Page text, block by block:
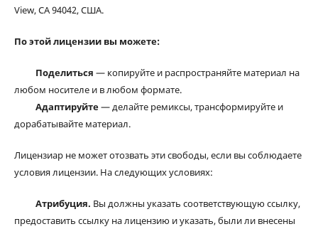
View, CA 94042, США.
По этой лицензии вы можете:
Поделиться — копируйте и распространяйте материал на
любом носителе и в любом формате.
Адаптируйте— делайте ремиксы, трансформируйте и
дорабатывайте материал.
Лицензиар не может отозвать эти свободы, если вы соблюдаете
условия лицензии. На следующих условиях:
Атрибуция. Вы должны указать соответствующую ссылку,
предоставить ссылку на лицензию и указать, были ли внесены